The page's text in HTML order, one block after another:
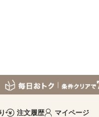
注文履歴 マイページ